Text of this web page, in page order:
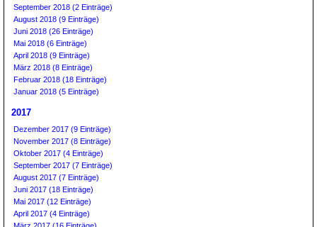
September 2018 (2 Einträge)
August 2018 (9 Einträge)
Juni 2018 (26 Einträge)
Mai 2018 (6 Einträge)
April 2018 (9 Einträge)
März 2018 (8 Einträge)
Februar 2018 (18 Einträge)
Januar 2018 (5 Einträge)
2017
Dezember 2017 (9 Einträge)
November 2017 (8 Einträge)
Oktober 2017 (4 Einträge)
September 2017 (7 Einträge)
August 2017 (7 Einträge)
Juni 2017 (18 Einträge)
Mai 2017 (12 Einträge)
April 2017 (4 Einträge)